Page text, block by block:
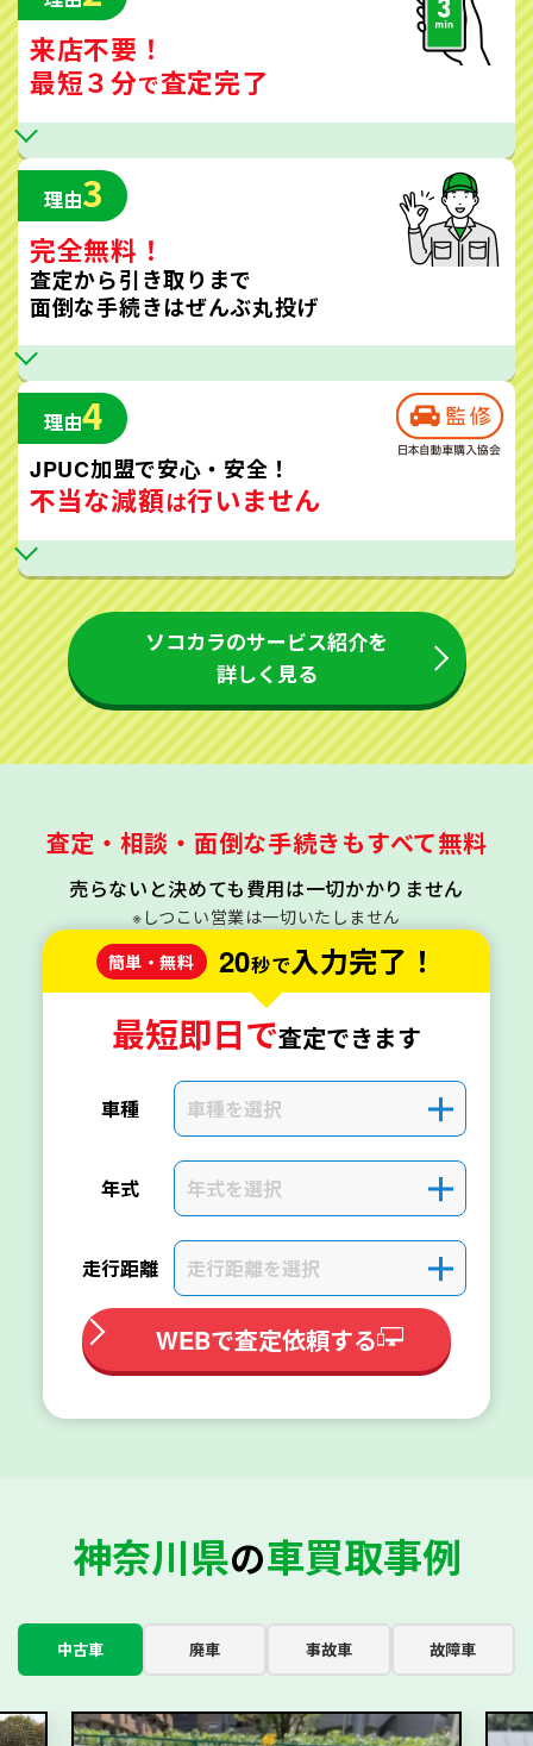
来店不要！
最短３分で査定完了
理由3
完全無料！
査定から引き取りまで
面倒な手続きはぜんぶ丸投げ
理由4
JPUC加盟で安心・安全！
不当な減額は行いません
ソコカラのサービス紹介を
詳しく見る
査定・相談・面倒な手続きもすべて無料
売らないと決めても費用は一切かかりません
※しつこい営業は一切いたしません
簡単・無料
20秒で入力完了！
最短即日で査定できます
車種 車種を選択 ＋
年式 年式を選択 ＋
走行距離 走行距離を選択 ＋
WEBで査定依頼する
神奈川県の車買取事例
中古車 廃車 事故車 故障車